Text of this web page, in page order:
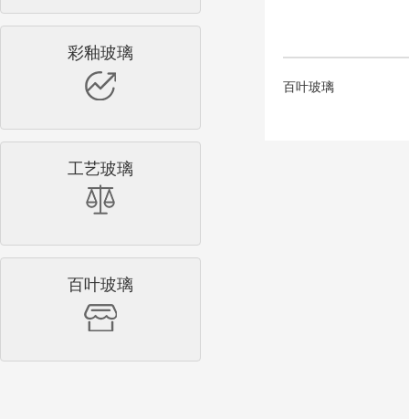
彩釉玻璃
工艺玻璃
百叶玻璃
百叶玻璃